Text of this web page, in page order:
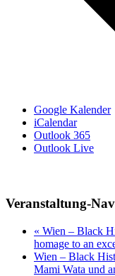
Google Kalender
iCalendar
Outlook 365
Outlook Live
Veranstaltung-
« Wien – Black
homage to an
Wien – Black
Mami Wata und